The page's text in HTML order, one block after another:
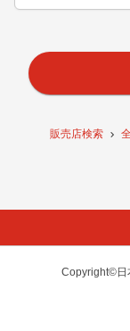
販売店検索
Copyright©日